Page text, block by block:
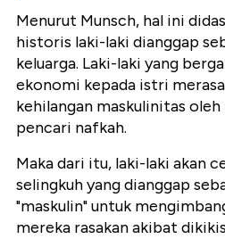
Menurut Munsch, hal ini
historis laki-laki dianggap
keluarga. Laki-laki yang
ekonomi kepada istri
kehilangan maskulinitas
pencari nafkah.
Maka dari itu, laki-laki akan
selingkuh yang dianggap
"maskulin" untuk
mereka rasakan akibat